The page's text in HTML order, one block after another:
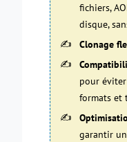
fichiers,
disque,
Clonage
pour
formats et
garantir